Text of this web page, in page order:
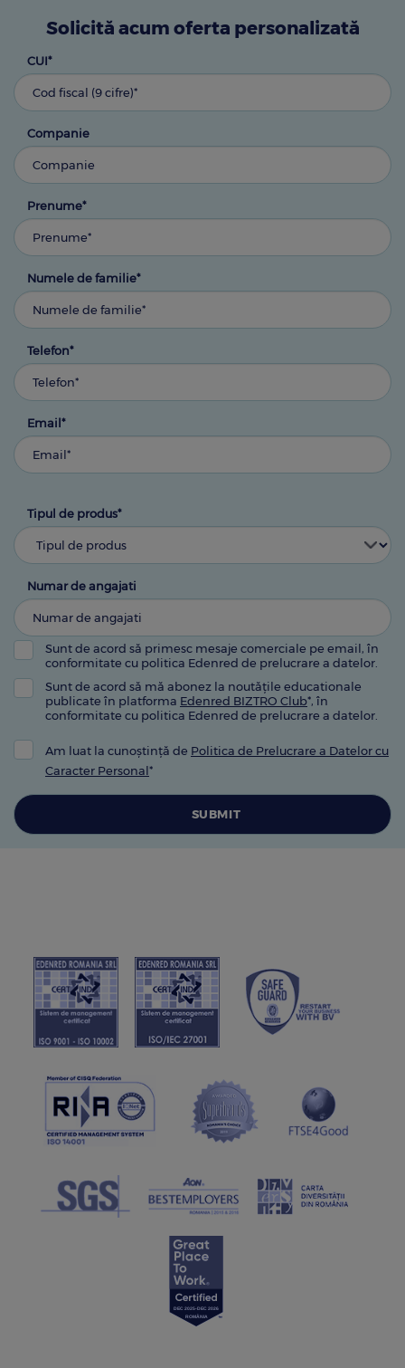
Solicită acum oferta personalizată
CUI*
Companie
Prenume*
Numele de familie*
Telefon*
Email*
Tipul de produs*
Numar de angajati
Sunt de acord să primesc mesaje comerciale pe email, în
conformitate cu politica Edenred de prelucrare a datelor.
Sunt de acord să mă abonez la noutățile educationale
publicate în platforma Edenred BIZTRO Club*, în
conformitate cu politica Edenred de prelucrare a datelor.
Am luat la cunoștință de Politica de Prelucrare a Datelor cu
Caracter Personal*